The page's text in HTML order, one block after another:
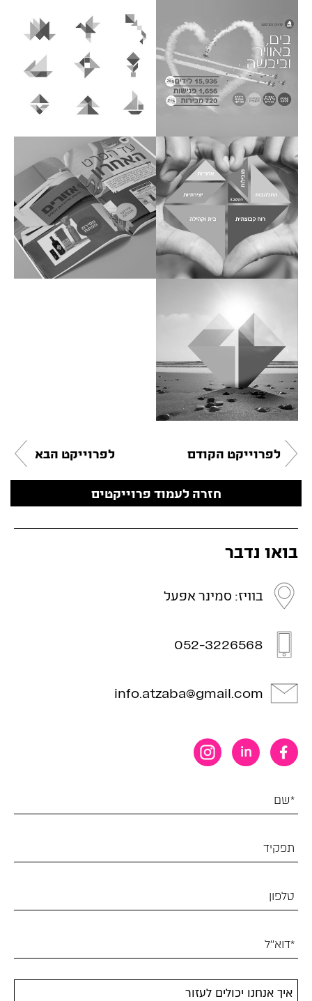
לפרוייקט הקודם
חזרה לעמוד פרוייקטים
לפרוייקט הבא
בואו נדבר
בוויז: סמינר אפעל
052-3226568
info.atzaba@gmail.com